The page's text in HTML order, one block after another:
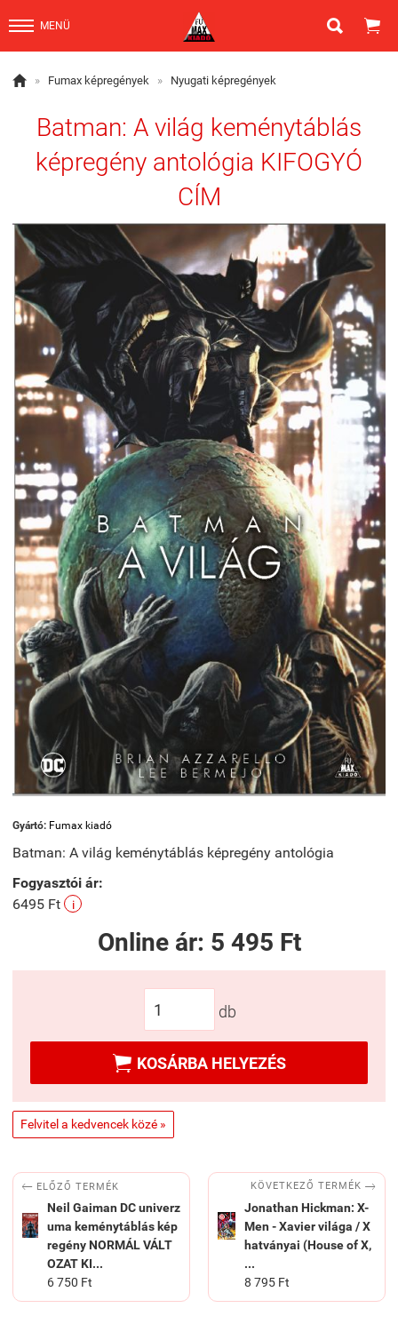
MENÜ  
 » Fumax képregények » Nyugati képregények
Batman: A világ keménytáblás
képregény antológia KIFOGYÓ
CÍM
Gyártó: Fumax kiadó
Batman: A világ keménytáblás képregény antológia
Fogyasztói ár:
6495 Ft
i
Online ár: 5 495 Ft
db
 KOSÁRBA HELYEZÉS
Felvitel a kedvencek közé »
 ELŐZŐ TERMÉK
Neil Gaiman DC univerz
uma keménytáblás kép
regény NORMÁL VÁLT
OZAT KI...
6 750 Ft
KÖVETKEZŐ TERMÉK 
Jonathan Hickman: X-
Men - Xavier világa / X
hatványai (House of X,
...
8 795 Ft